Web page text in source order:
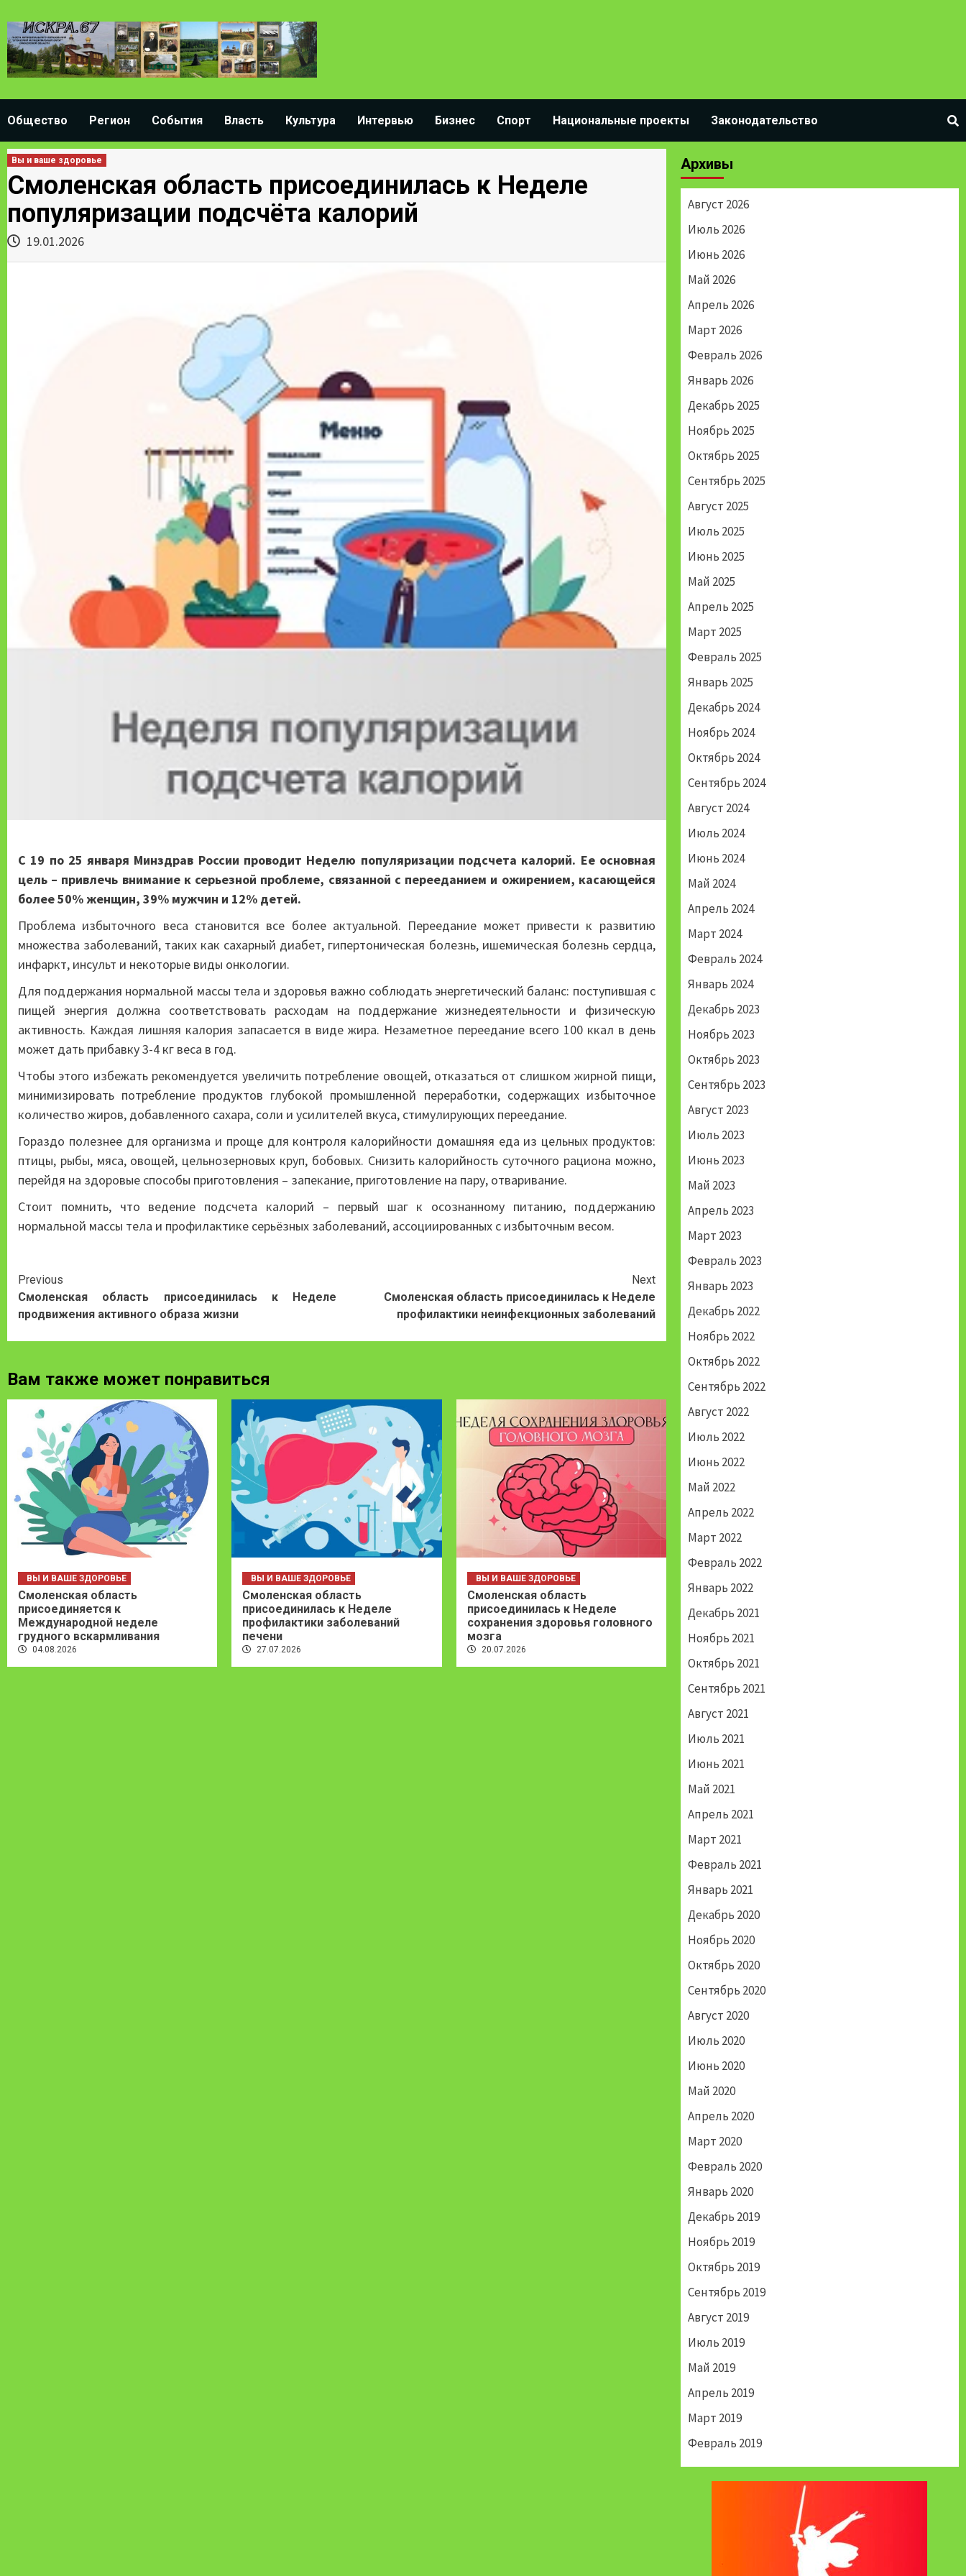
to
content
Общество Регион События Власть Культура Интервью Бизнес Спорт Национальные проекты Законодательство
Вы и ваше здоровье
Смоленская область присоединилась к Неделе
популяризации подсчёта калорий
19.01.2026
С 19 по 25 января Минздрав России проводит Неделю популяризации подсчета калорий. Ее основная
цель – привлечь внимание к серьезной проблеме, связанной с перееданием и ожирением, касающейся
более 50% женщин, 39% мужчин и 12% детей.
Проблема избыточного веса становится все более актуальной. Переедание может привести к развитию
множества заболеваний, таких как сахарный диабет, гипертоническая болезнь, ишемическая болезнь сердца,
инфаркт, инсульт и некоторые виды онкологии.
Для поддержания нормальной массы тела и здоровья важно соблюдать энергетический баланс: поступившая с
пищей энергия должна соответствовать расходам на поддержание жизнедеятельности и физическую
активность. Каждая лишняя калория запасается в виде жира. Незаметное переедание всего 100 ккал в день
может дать прибавку 3-4 кг веса в год.
Чтобы этого избежать рекомендуется увеличить потребление овощей, отказаться от слишком жирной пищи,
минимизировать потребление продуктов глубокой промышленной переработки, содержащих избыточное
количество жиров, добавленного сахара, соли и усилителей вкуса, стимулирующих переедание.
Гораздо полезнее для организма и проще для контроля калорийности домашняя еда из цельных продуктов:
птицы, рыбы, мяса, овощей, цельнозерновых круп, бобовых. Снизить калорийность суточного рациона можно,
перейдя на здоровые способы приготовления – запекание, приготовление на пару, отваривание.
Стоит помнить, что ведение подсчета калорий – первый шаг к осознанному питанию, поддержанию
нормальной массы тела и профилактике серьёзных заболеваний, ассоциированных с избыточным весом.
Continue
Reading
Previous
Смоленская область присоединилась к Неделе
продвижения активного образа жизни
Next
Смоленская область присоединилась к Неделе
профилактики неинфекционных заболеваний
Вам также может понравиться
ВЫ И ВАШЕ ЗДОРОВЬЕ
Смоленская область
присоединяется к
Международной неделе
грудного вскармливания
04.08.2026
ВЫ И ВАШЕ ЗДОРОВЬЕ
Смоленская область
присоединилась к Неделе
профилактики заболеваний
печени
27.07.2026
ВЫ И ВАШЕ ЗДОРОВЬЕ
Смоленская область
присоединилась к Неделе
сохранения здоровья головного
мозга
20.07.2026
Архивы
Август 2026
Июль 2026
Июнь 2026
Май 2026
Апрель 2026
Март 2026
Февраль 2026
Январь 2026
Декабрь 2025
Ноябрь 2025
Октябрь 2025
Сентябрь 2025
Август 2025
Июль 2025
Июнь 2025
Май 2025
Апрель 2025
Март 2025
Февраль 2025
Январь 2025
Декабрь 2024
Ноябрь 2024
Октябрь 2024
Сентябрь 2024
Август 2024
Июль 2024
Июнь 2024
Май 2024
Апрель 2024
Март 2024
Февраль 2024
Январь 2024
Декабрь 2023
Ноябрь 2023
Октябрь 2023
Сентябрь 2023
Август 2023
Июль 2023
Июнь 2023
Май 2023
Апрель 2023
Март 2023
Февраль 2023
Январь 2023
Декабрь 2022
Ноябрь 2022
Октябрь 2022
Сентябрь 2022
Август 2022
Июль 2022
Июнь 2022
Май 2022
Апрель 2022
Март 2022
Февраль 2022
Январь 2022
Декабрь 2021
Ноябрь 2021
Октябрь 2021
Сентябрь 2021
Август 2021
Июль 2021
Июнь 2021
Май 2021
Апрель 2021
Март 2021
Февраль 2021
Январь 2021
Декабрь 2020
Ноябрь 2020
Октябрь 2020
Сентябрь 2020
Август 2020
Июль 2020
Июнь 2020
Май 2020
Апрель 2020
Март 2020
Февраль 2020
Январь 2020
Декабрь 2019
Ноябрь 2019
Октябрь 2019
Сентябрь 2019
Август 2019
Июль 2019
Май 2019
Апрель 2019
Март 2019
Февраль 2019